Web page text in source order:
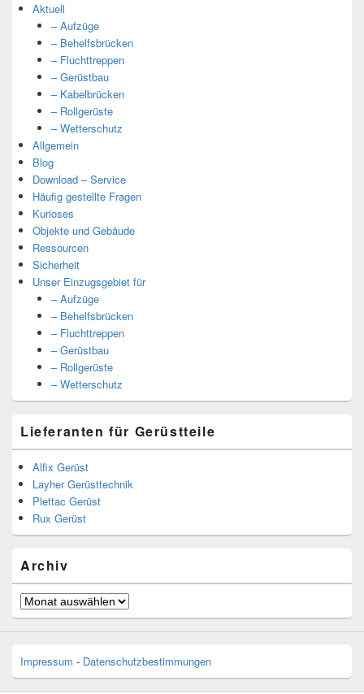
Aktuell
– Aufzüge
– Behelfsbrücken
– Fluchttreppen
– Gerüstbau
– Kabelbrücken
– Rollgerüste
– Wetterschutz
Allgemein
Blog
Download – Service
Häufig gestellte Fragen
Kurioses
Objekte und Gebäude
Ressourcen
Sicherheit
Unser Einzugsgebiet für
– Aufzüge
– Behelfsbrücken
– Fluchttreppen
– Gerüstbau
– Rollgerüste
– Wetterschutz
Lieferanten für Gerüstteile
Alfix Gerüst
Layher Gerüsttechnik
Plettac Gerüst
Rux Gerüst
Archiv
Archiv
Impressum - Datenschutzbestimmungen